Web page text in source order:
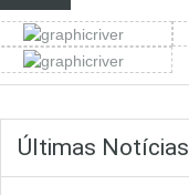
Últimas Notícias